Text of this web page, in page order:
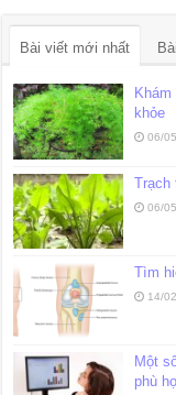
Bài viết mới nhất
khỏe
06/
Trạch
06/
Tìm
14/
Một
phù